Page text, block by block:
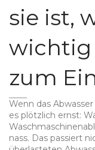
sie ist,
wichtig
zum
Wenn das
es plötzlich ernst:
nass. Das passiert